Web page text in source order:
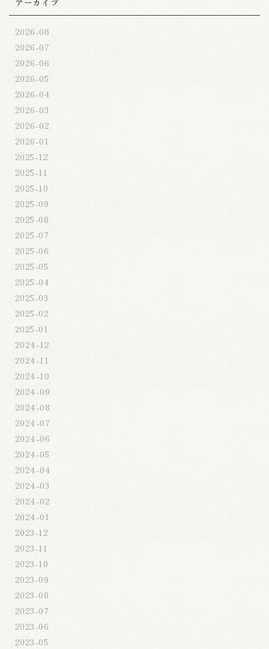
アーカイブ
2026-08
2026-07
2026-06
2026-05
2026-04
2026-03
2026-02
2026-01
2025-12
2025-11
2025-10
2025-09
2025-08
2025-07
2025-06
2025-05
2025-04
2025-03
2025-02
2025-01
2024-12
2024-11
2024-10
2024-09
2024-08
2024-07
2024-06
2024-05
2024-04
2024-03
2024-02
2024-01
2023-12
2023-11
2023-10
2023-09
2023-08
2023-07
2023-06
2023-05